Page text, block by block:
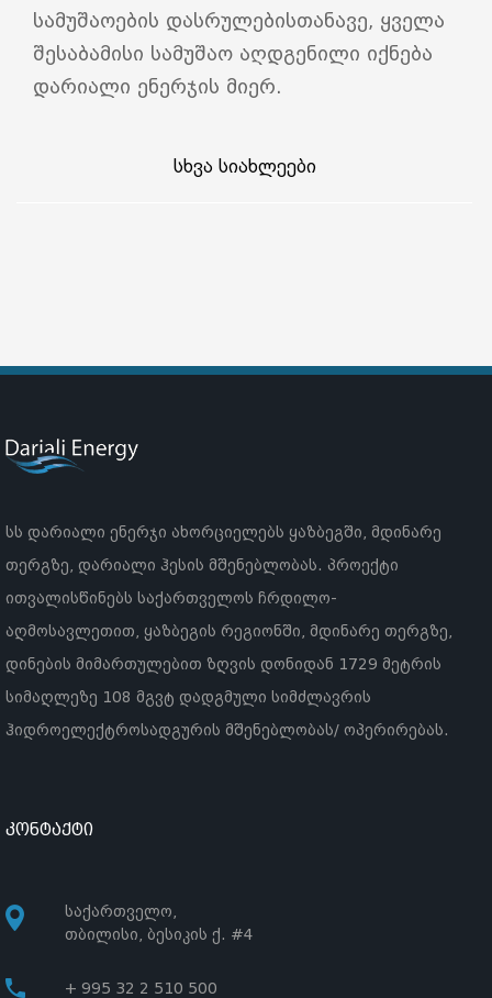
სამუშაოების დასრულებისთანავე, ყველა
შესაბამისი სამუშაო აღდგენილი იქნება
დარიალი ენერჯის მიერ.
სხვა სიახლეები
სს დარიალი ენერჯი ახორციელებს ყაზბეგში, მდინარე
თერგზე, დარიალი ჰესის მშენებლობას. პროექტი
ითვალისწინებს საქართველოს ჩრდილო-
აღმოსავლეთით, ყაზბეგის რეგიონში, მდინარე თერგზე,
დინების მიმართულებით ზღვის დონიდან 1729 მეტრის
სიმაღლეზე 108 მგვტ დადგმული სიმძლავრის
ჰიდროელექტროსადგურის მშენებლობას/ ოპერირებას.
კონტაქტი
საქართველო,
თბილისი, ბესიკის ქ. #4
+ 995 32 2 510 500